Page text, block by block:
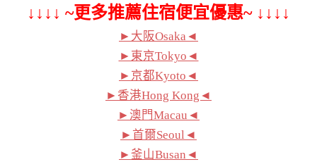
↓↓↓↓ ~更多推薦住宿便宜優惠~ ↓↓↓↓
►大阪Osaka◄
►東京Tokyo◄
►京都Kyoto◄
►香港Hong Kong◄
►澳門Macau◄
►首爾Seoul◄
►釜山Busan◄